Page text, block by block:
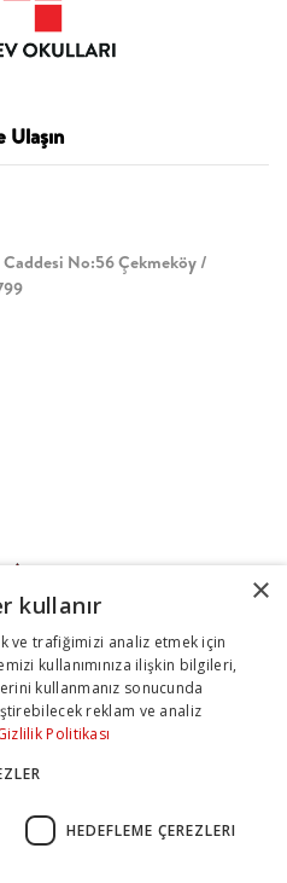
Ulaşın
No:56 Çekmeköy /
×
kullanır
ve trafiğimizi analiz etmek için
kullanımınıza ilişkin bilgileri,
kullanmanız sonucunda
reklam ve analiz
Politikası
HEDEFLEME ÇEREZLERI